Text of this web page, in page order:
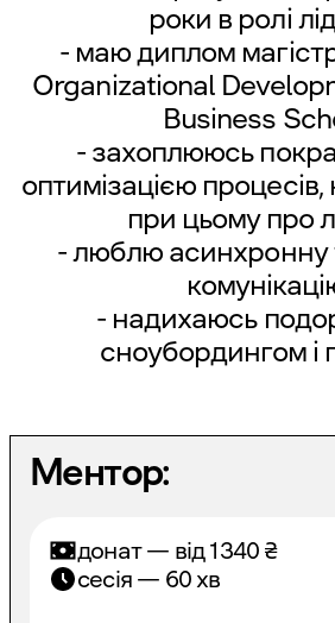
роки в ролі
- маю диплом
Organizational
Business
- захоплююсь
оптимізацією
при цьому про
- люблю асинхронну
- надихаюсь
сноубордингом і
Ментор:
донат — від 1340 ₴
сесія — 60 хв